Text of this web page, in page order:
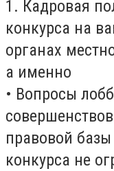
1. Кадровая
конкурса на
органах
а именно
• Вопросы
правовой
конкурса не